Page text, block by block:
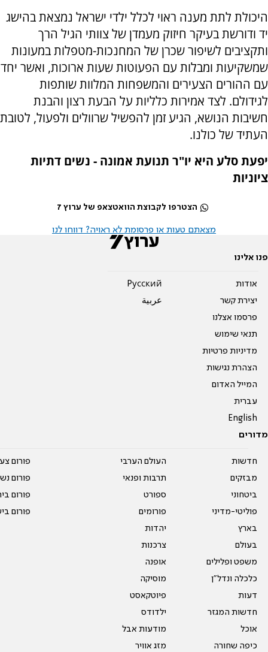
היכולת לתת מענה ראוי לכלל ילדי ישראל נמצאת בהישג
יד ודורשת בעיקר חיזוק מעמדן של צוותי הגיל הרך
ותקציבים לשיפור שכרן של המחנכות-מטפלות במעונות
שמשקיעות ומבלות עם הפעוטות שעות ארוכות, ואשר יחד
עם ההורים הצעירים והמשפחות המלוות שותפות
לגידולם. לצד אמירות כלליות על הבעת רצון והבנת
חשיבות הנושא, הגיע זמן להפשיל שרוולים ולפעול, לטובת
העתיד של כולנו.
יפעת סלע היא יו"ר תנועת אמונה - נשים דתיות
ציוניות
הצטרפו לקבוצת הוואטצאפ של ערוץ 7
מצאתם טעות או פרסומת לא ראויה? דווחו לנו
פנו אלינו
אודות
יצירת קשר
פרסמו אצלנו
תנאי שימוש
מדיניות פרטיות
הצהרת נגישות
המייל האדום
עברית
English
Pусский
عربية
מדורים
חדשות
מבזקים
ביטחוני
פוליטי-מדיני
בארץ
בעולם
משפט ופלילים
כלכלה ונדל"ן
דעות
חדשות המגזר
אוכל
כיפה שחורה
העולם הערבי
תרבות ופנאי
ספורט
פורומים
יהדות
צרכנות
אופנה
מוסיקה
פיוטקאסט
ילדודס
מודעות אבל
מזג אוויר
פורום
פורום
פורום
פורום